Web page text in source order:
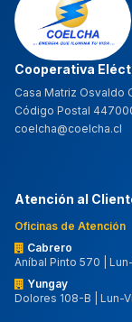
Cooperativa
Casa Matriz Osvaldo
Código Postal
coelcha@coelcha.cl
Atención al
Oficinas de Atención
Cabrero
Aníbal Pinto 570 |
Yungay
Dolores 108-B | Lun-